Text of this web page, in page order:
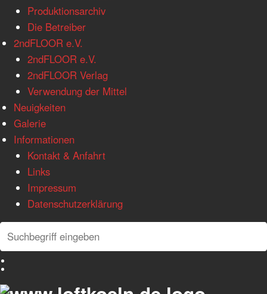
Produktionsarchiv
Die Betreiber
2ndFLOOR e.V.
2ndFLOOR e.V.
2ndFLOOR Verlag
Verwendung der Mittel
Neuigkeiten
Galerie
Informationen
Kontakt & Anfahrt
Links
Impressum
Datenschutzerklärung
Search
Search